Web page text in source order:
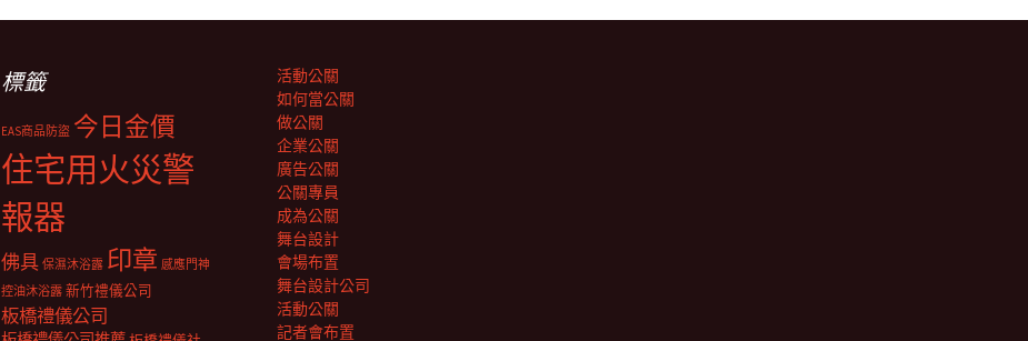
標籤
EAS商品防盜 今日金價
住宅用火災警
報器
佛具 保濕沐浴露 印章 感應門神
控油沐浴露 新竹禮儀公司
板橋禮儀公司
活動公關
如何當公關
做公關
企業公關
廣告公關
公關專員
成為公關
舞台設計
會場布置
舞台設計公司
活動公關
記者會布置